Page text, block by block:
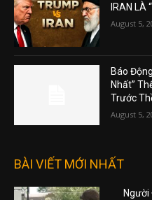
IRAN LÀ
August 5,
Báo
Nhất”
Trước
August 5,
BÀI VIẾT MỚI NHẤT
Người